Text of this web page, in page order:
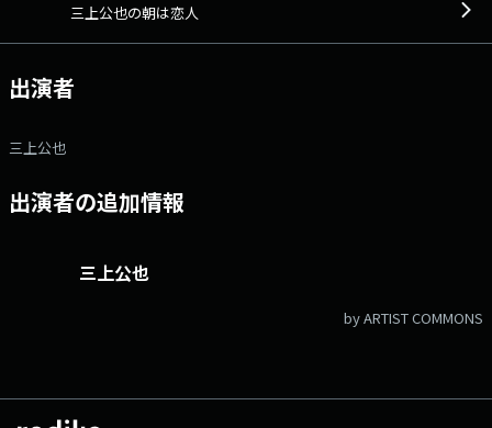
み、くらしに役立つ情報を紹介します。 月曜日はなるほど納得！コープ
が、おススメ楽曲をお届けします！ ゲスト：シンガーソングライター
ハルナさん 9:35 交通情報 番組へのメッセージをお待ちしていま
──────────────────── ラジオ関西トピックス「ラ
ジトピ」で放送内容を記事にしています！ 《記事一覧》
さこい」 ──────────────────── ラジオ関西Xハ
三上公也の朝は恋人
出演者
三上公也
出演者の追加情報
三上公也
by ARTIST COMMONS